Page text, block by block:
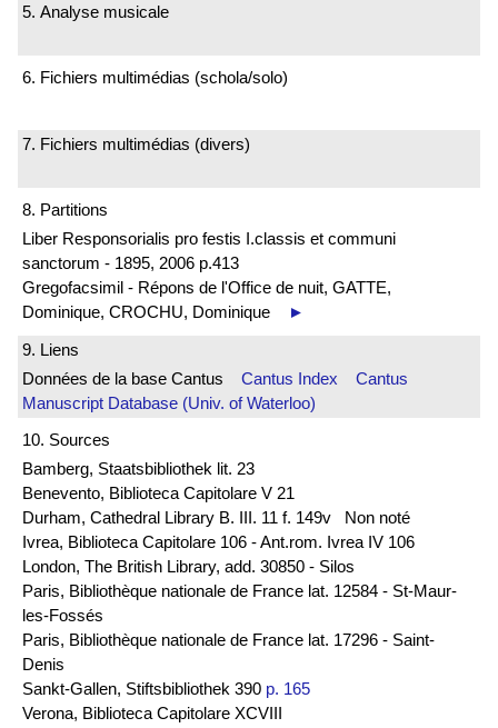
5. Analyse musicale
6. Fichiers multimédias (schola/solo)
7. Fichiers multimédias (divers)
8. Partitions
Liber Responsorialis pro festis I.classis et communi
sanctorum - 1895, 2006 p.413
Gregofacsimil - Répons de l'Office de nuit, GATTE,
Dominique, CROCHU, Dominique
►
9. Liens
Données de la base Cantus Cantus Index
Cantus
Manuscript Database (Univ. of Waterloo)
10. Sources
Bamberg, Staatsbibliothek lit. 23
Benevento, Biblioteca Capitolare V 21
Durham, Cathedral Library B. III. 11 f. 149v Non noté
Ivrea, Biblioteca Capitolare 106 - Ant.rom. Ivrea IV 106
London, The British Library, add. 30850 - Silos
Paris, Bibliothèque nationale de France lat. 12584 - St-Maur-
les-Fossés
Paris, Bibliothèque nationale de France lat. 17296 - Saint-
Denis
Sankt-Gallen, Stiftsbibliothek 390 p. 165
Verona, Biblioteca Capitolare XCVIII